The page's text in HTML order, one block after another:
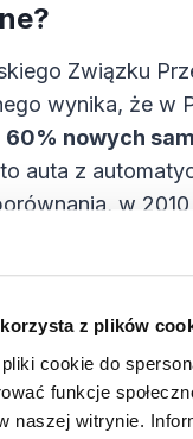
z plików
cookie do
funkcje
naszej witrynie.
Związku
wynika, że w
60% nowych
auta z
w
tylko
.
skrzynie stają się
którzy
jazdy.